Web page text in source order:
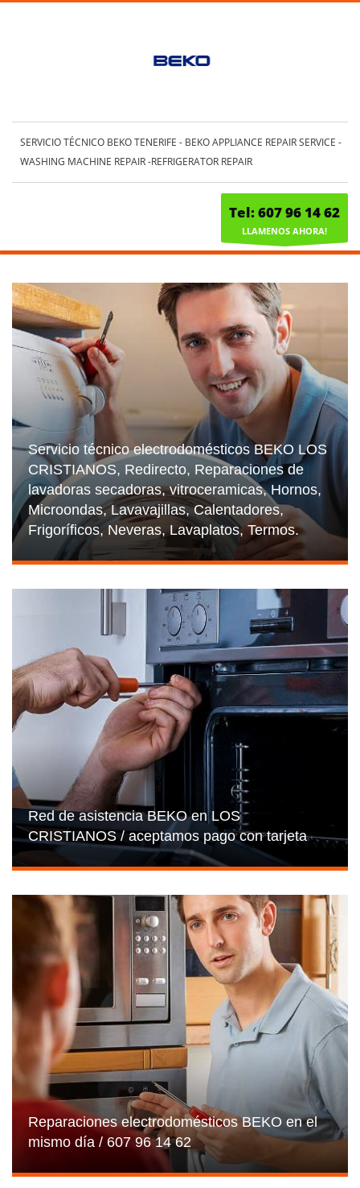
SERVICIO TÉCNICO BEKO TENERIFE - BEKO APPLIANCE REPAIR SERVICE -
WASHING MACHINE REPAIR -REFRIGERATOR REPAIR
Tel: 607 96 14 62
LLAMENOS AHORA!
Servicio técnico electrodomésticos BEKO LOS
CRISTIANOS, Redirecto, Reparaciones de
lavadoras secadoras, vitroceramicas, Hornos,
Microondas, Lavavajillas, Calentadores,
Frigoríficos, Neveras, Lavaplatos, Termos.
Red de asistencia BEKO en LOS
CRISTIANOS / aceptamos pago con tarjeta
Reparaciones electrodomésticos BEKO en el
mismo día / 607 96 14 62